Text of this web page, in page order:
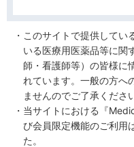
このサイトで提供してい
いる医療用医薬品等に関
師・看護師等）の皆様に
れています。一般の方へ
ませんのでご了承くださ
当サイトにおける『
び会員限定機能のご利用
た。